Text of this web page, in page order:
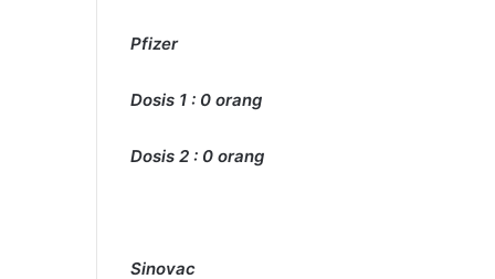
Pfizer
Dosis 1 : 0 orang
Dosis 2 : 0 orang
Sinovac